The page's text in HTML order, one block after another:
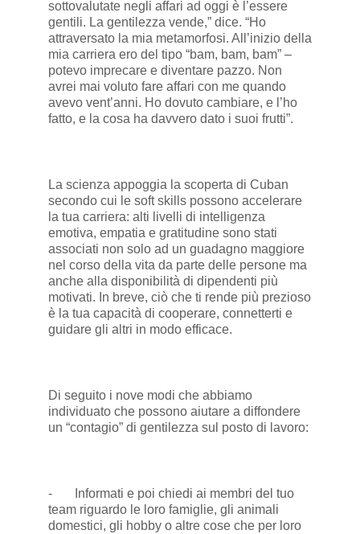
sottovalutate negli affari ad oggi è l’essere
gentili. La gentilezza vende,” dice. “Ho
attraversato la mia metamorfosi. All’inizio della
mia carriera ero del tipo “bam, bam, bam” –
potevo imprecare e diventare pazzo. Non
avrei mai voluto fare affari con me quando
avevo vent’anni. Ho dovuto cambiare, e l’ho
fatto, e la cosa ha davvero dato i suoi frutti”.
La scienza appoggia la scoperta di Cuban
secondo cui le soft skills possono accelerare
la tua carriera: alti livelli di intelligenza
emotiva, empatia e gratitudine sono stati
associati non solo ad un guadagno maggiore
nel corso della vita da parte delle persone ma
anche alla disponibilità di dipendenti più
motivati. In breve, ciò che ti rende più prezioso
è la tua capacità di cooperare, connetterti e
guidare gli altri in modo efficace.
Di seguito i nove modi che abbiamo
individuato che possono aiutare a diffondere
un “contagio” di gentilezza sul posto di lavoro:
- Informati e poi chiedi ai membri del tuo
team riguardo le loro famiglie, gli animali
domestici, gli hobby o altre cose che per loro